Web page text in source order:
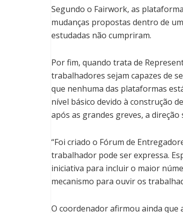
Segundo o Fairwork, as
mudanças propostas dentro de
estudadas não cumpriram.
Por fim, quando trata de
trabalhadores sejam capazes de
que nenhuma das plataformas
nível básico devido à construção
após as grandes greves, a
“Foi criado o Fórum de
trabalhador pode ser expressa.
iniciativa para incluir o maior
mecanismo para ouvir os
O coordenador afirmou ainda que